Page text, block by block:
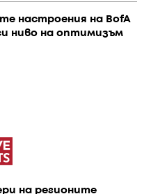
настроения на BofA
ниво на оптимизъм
на регионите